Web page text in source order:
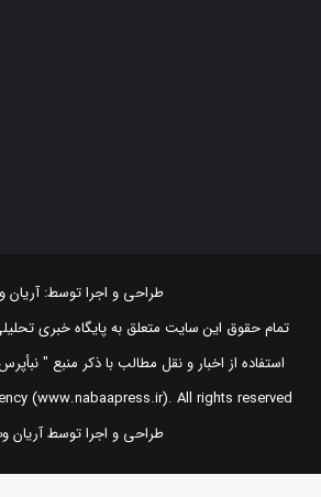
تمام حقوق این سایت متعلق به پایگاه خبری
(www.nabaapress.ir). All rights reserved
طراحی و اجرا توسط آریان